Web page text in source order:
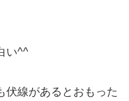
い^^
伏線があるとおもった